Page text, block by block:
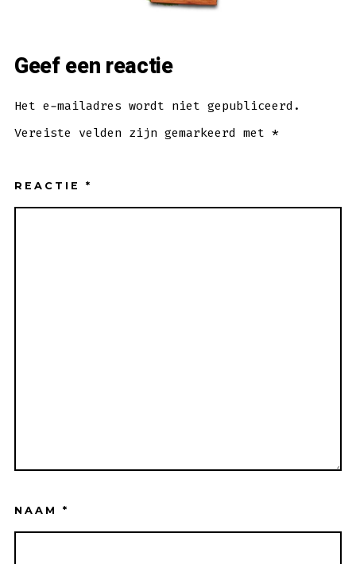
Geef een reactie
Het e-mailadres wordt niet gepubliceerd.
Vereiste velden zijn gemarkeerd met *
REACTIE *
NAAM *